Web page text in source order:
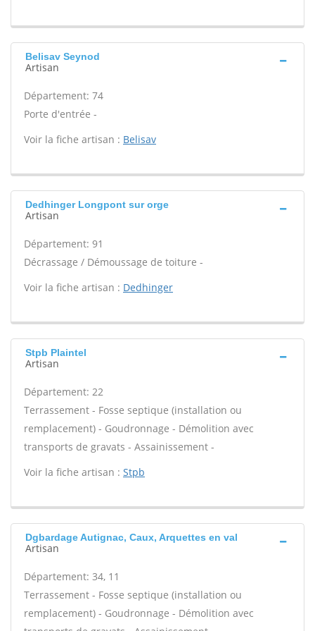
Belisav Seynod
Artisan
Département: 74
Porte d'entrée -
Voir la fiche artisan : Belisav
Dedhinger Longpont sur orge
Artisan
Département: 91
Décrassage / Démoussage de toiture -
Voir la fiche artisan : Dedhinger
Stpb Plaintel
Artisan
Département: 22
Terrassement - Fosse septique (installation ou
remplacement) - Goudronnage - Démolition avec
transports de gravats - Assainissement -
Voir la fiche artisan : Stpb
Dgbardage Autignac, Caux, Arquettes en val
Artisan
Département: 34, 11
Terrassement - Fosse septique (installation ou
remplacement) - Goudronnage - Démolition avec